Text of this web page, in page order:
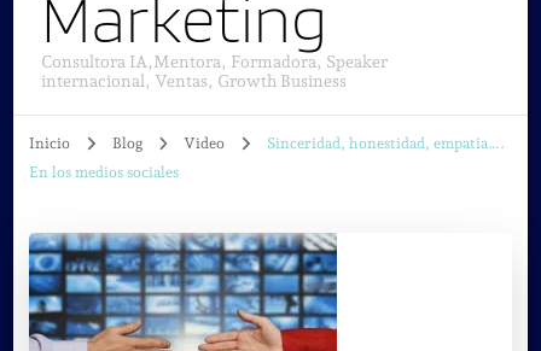
Marketing
Consultora IA,Mentora, Formadora, Speaker
internacional, Ventas, Growth Business
Inicio Blog Video
Sinceridad, honestidad, empatía….
En los medios sociales